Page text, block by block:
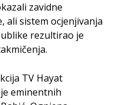
zavidne
ali sistem ocjenjivanja
rezultirao je
TV Hayat
eminentnih